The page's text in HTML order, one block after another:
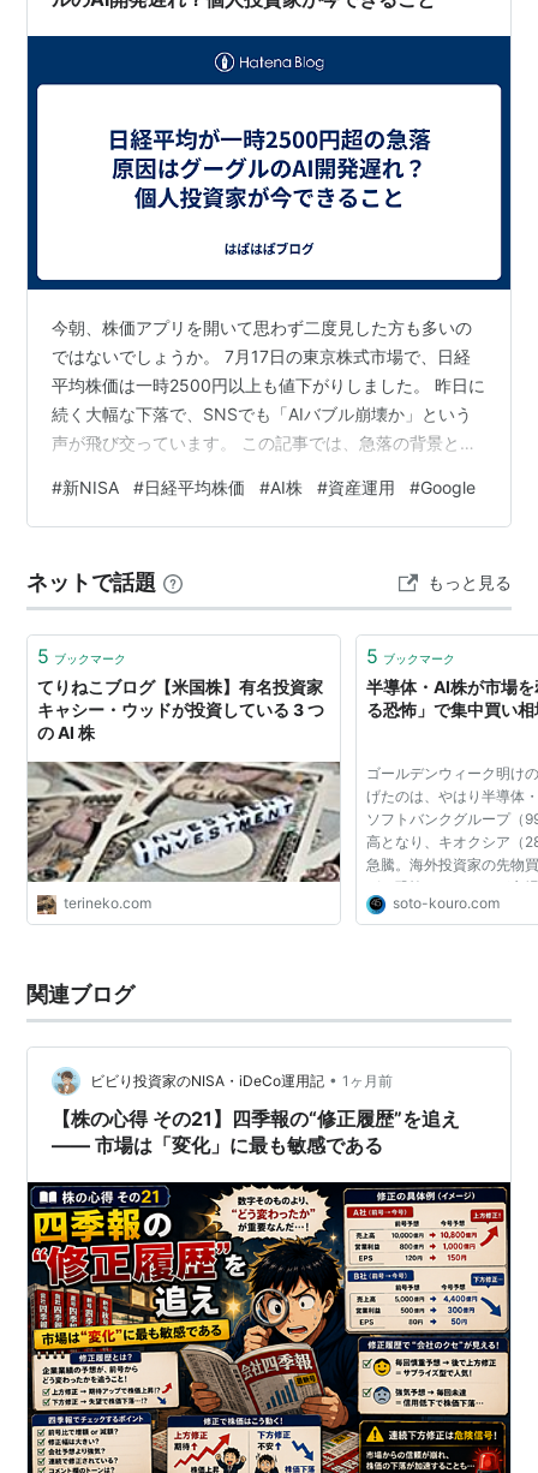
今朝、株価アプリを開いて思わず二度見した方も多いの
ではないでしょうか。 7月17日の東京株式市場で、日経
平均株価は一時2500円以上も値下がりしました。 昨日に
続く大幅な下落で、SNSでも「AIバブル崩壊か」という
声が飛び交っています。 この記事では、急落の背景と、
す。 【何が起きたのか 2日連続の大幅安】 まず、前日か
らの流れを振り返ります。 16日の日経平均株価は前日比
2200円を超えました。 NikkeiNikkei 米国市場で半導体
メモリー関連株が下落した流れを受け、東京市場でもア
#新NISA #日経平均株価 #AI株 #資産運用 #Google
ネットで話題 もっと見る
5 ブックマーク
てりねこブログ【米国株】有名投資家
キャシー・ウッドが投資している 3 つ
の AI 株
terineko.com
5 ブックマーク
半導体・AI株が市場
る恐怖」で集中買い
ゴールデンウィーク明け
げたのは、やはり半導体
ソフトバンクグループ（
高となり、キオクシア（
急騰。海外投資家の先物
ざる恐怖（FOMO）が市
なっています。 特に今回
soto-kouro.com
関連ブログ
ビビり投資家のNISA・iDeCo運用記 • 1ヶ月前
【株の心得 その21】四季報の“修正履歴”を追え
—— 市場は「変化」に最も敏感である